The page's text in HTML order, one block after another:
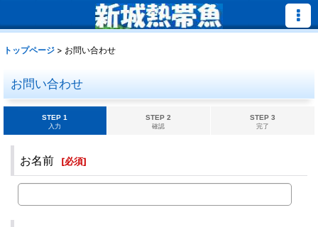
トップページ > お問い合わせ
お問い合わせ
STEP 1
入力
STEP 2
確認
STEP 3
完了
お名前 [必須]